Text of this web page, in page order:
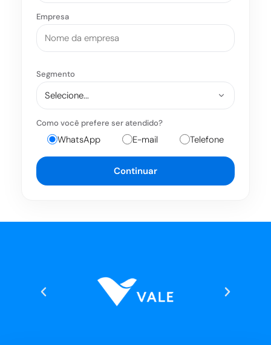
Empresa
Segmento
Como você prefere ser atendido?
WhatsApp E-mail Telefone
Continuar